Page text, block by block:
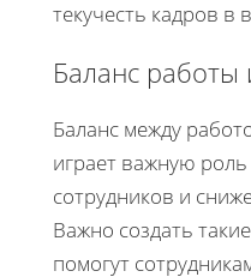
текучесть кадров
Баланс
Баланс между
играет важную
сотрудников и
Важно создать
помогут